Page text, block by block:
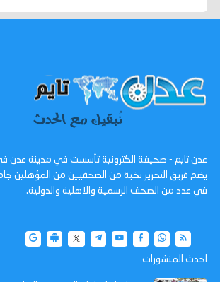
يضم فريق التحرير نخبة من الصحفيين من المؤهلين
في عدد من الصحف الرسمية والاهلية والدولية.
احدث المنشورات